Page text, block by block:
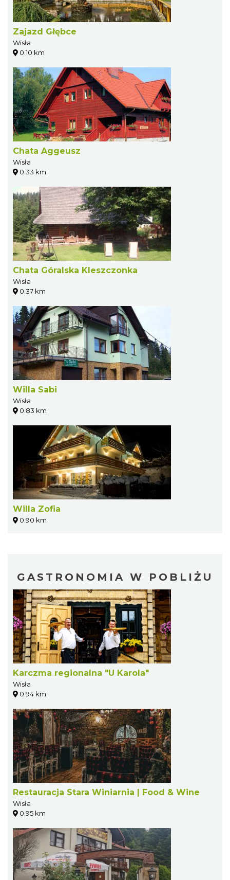
Zajazd Głębce
Wisła
0.10 km
Chata Aggeusz
Wisła
0.33 km
Chata Góralska Kleszczonka
Wisła
0.37 km
Willa Sabi
Wisła
0.83 km
Willa Zofia
0.90 km
GASTRONOMIA W POBLIŻU
Karczma regionalna "U Karola"
Wisła
0.94 km
Restauracja Stara Winiarnia | Food & Wine
Wisła
0.95 km